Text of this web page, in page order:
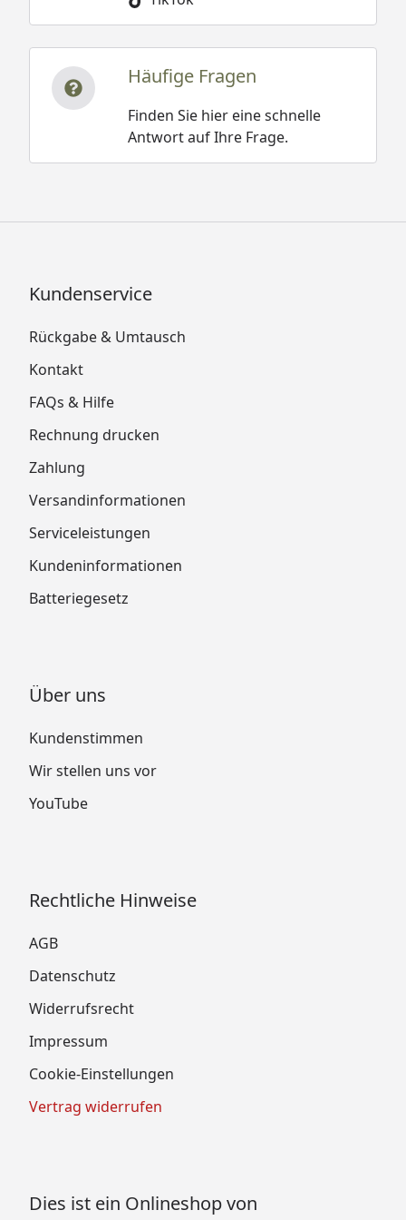
Häufige Fragen
Finden Sie hier eine schnelle
Antwort auf Ihre Frage.
Kundenservice
Rückgabe & Umtausch
Kontakt
FAQs & Hilfe
Rechnung drucken
Zahlung
Versandinformationen
Serviceleistungen
Kundeninformationen
Batteriegesetz
Über uns
Kundenstimmen
Wir stellen uns vor
YouTube
Rechtliche Hinweise
AGB
Datenschutz
Widerrufsrecht
Impressum
Cookie-Einstellungen
Vertrag widerrufen
Dies ist ein Onlineshop von